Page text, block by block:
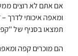
אם אתם לא רוצים
ומאפה איכותי לדרך
תמצאו בסניף של